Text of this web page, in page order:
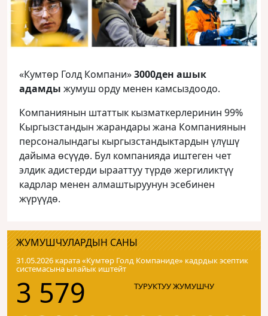
«Кумтөр Голд Компани»3000ден ашык
адамды жумуш орду менен камсыздоодо.
Компаниянын штаттык кызматкерлеринин 99%
Кыргызстандын жарандары жана Компаниянын
персоналындагы кыргызстандыктардын үлүшү
дайыма өсүүдө. Бул компанияда иштеген чет
элдик адистерди ырааттуу түрдө жергиликтүү
кадрлар менен алмаштыруунун эсебинен
жүрүүдө.
ЖУМУШЧУЛАРДЫН САНЫ
31.05.2026 карата «Кумтɵр Голд Компаниде» кадрдык эсептик
системасына ылайык иштейт
3 579 ТУРУКТУУ ЖУМУШЧУ